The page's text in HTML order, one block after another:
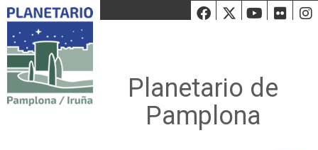
Facebook
Twiiter
Planetario de
Pamplona